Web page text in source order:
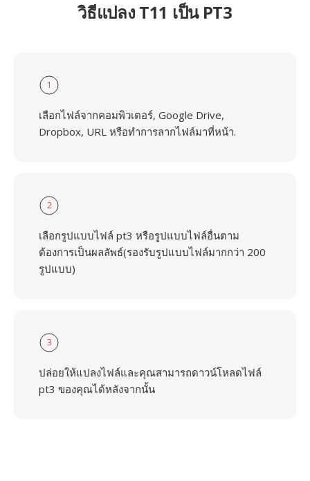
วิธีแปลง T11 เป็น PT3
1
เลือกไฟล์จากคอมพิวเตอร์, Google Drive,
Dropbox, URL หรือทำการลากไฟล์มาที่หน้า.
2
เลือกรูปแบบไฟล์ pt3 หรือรูปแบบไฟล์อื่นตาม
ต้องการเป็นผลลัพธ์(รองรับรูปแบบไฟล์มากกว่า 200
รูปแบบ)
3
ปล่อยให้แปลงไฟล์และคุณสามารถดาวน์โหลดไฟล์
pt3 ของคุณได้หลังจากนั้น